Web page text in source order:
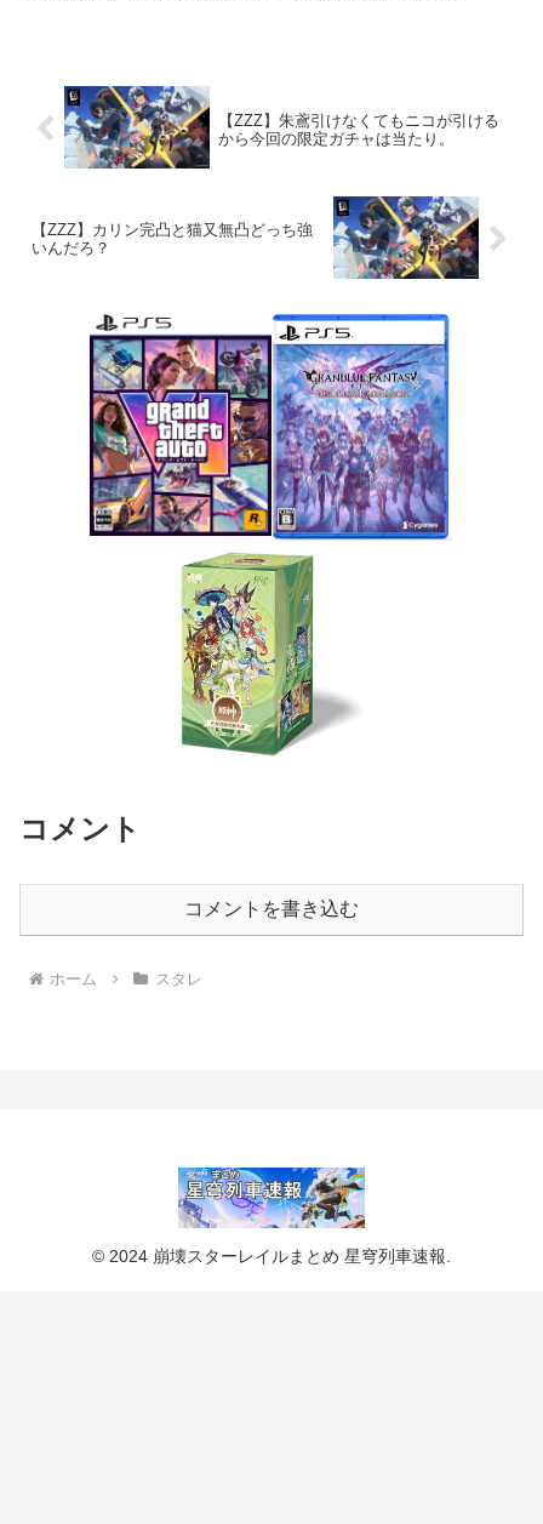
【ZZZ】朱鳶引けなくてもニコが引ける
から今回の限定ガチャは当たり。
【ZZZ】カリン完凸と猫又無凸どっち強
いんだろ？
コメント
コメントを書き込む
ホーム スタレ
© 2024 崩壊スターレイルまとめ 星穹列車速報.